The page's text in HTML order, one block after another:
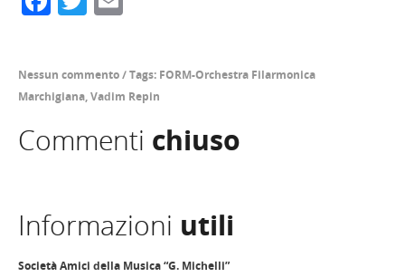
Nessun commento/Tags: FORM-Orchestra Filarmonica
Marchigiana,Vadim Repin
Commenti chiuso
Informazioni utili
Società Amici della Musica “G. Michelli”